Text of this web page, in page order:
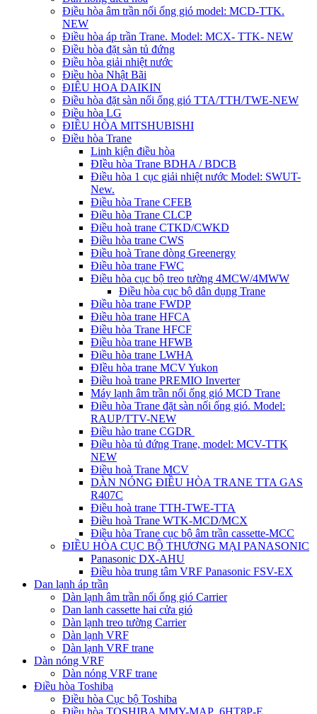
Điều hòa âm trần nối ống gió model: MCD-TTK.
NEW
Điều hòa áp trần Trane. Model: MCX- TTK- NEW
Điều hòa đặt sàn tủ đứng
Điều hòa giải nhiệt nước
Điều hòa Nhật Bãi
ĐIÊU HOA DAIKIN
Điều hòa đặt sàn nối ống gió TTA/TTH/TWE-NEW
Điều hòa LG
ĐIỀU HÒA MITSHUBISHI
Điều hòa Trane
Linh kiện điều hòa
ĐIều hòa Trane BDHA / BDCB
Điều hòa 1 cục giải nhiệt nước Model: SWUT-
New.
Điều hòa Trane CFEB
Điều hòa Trane CLCP
Điều hoà trane CTKD/CWKD
Điều hòa trane CWS
Điều hoà Trane dòng Greenergy
Điều hòa trane FWC
Điều hòa cục bộ treo tường 4MCW/4MWW
Điều hòa cục bộ dân dụng Trane
Điều hòa trane FWDP
Điều hòa trane HFCA
Điều hòa Trane HFCF
Điều hòa trane HFWB
Điều hòa trane LWHA
ĐIều hòa trane MCV Yukon
Điều hoà trane PREMIO Inverter
Máy lạnh âm trần nối ống gió MCD Trane
Điều hòa Trane đặt sàn nối ống gió. Model:
RAUP/TTV-NEW
Điều hào trane CGDR
Điều hòa tủ đứng Trane, model: MCV-TTK
NEW
Điều hoà Trane MCV
DÀN NÓNG ĐIỀU HÒA TRANE TTA GAS
R407C
Điều hoà trane TTH-TWE-TTA
Điều hoà Trane WTK-MCD/MCX
Điều hòa Trane cục bộ âm trần cassette-MCC
ĐIỀU HÒA CỤC BỘ THƯƠNG MẠI PANASONIC
Panasonic DX-AHU
Điều hòa trung tâm VRF Panasonic FSV-EX
Dan lạnh áp trần
Dàn lạnh âm trần nối ống gió Carrier
Dan lanh cassette hai cửa gió
Dàn lạnh treo tường Carrier
Dàn lạnh VRF
Dàn lạnh VRF trane
Dàn nóng VRF
Dàn nóng VRF trane
Điều hòa Toshiba
Điều hòa Cục bộ Toshiba
Điều hòa TOSHIBA MMY-MAP_6HT8P-E